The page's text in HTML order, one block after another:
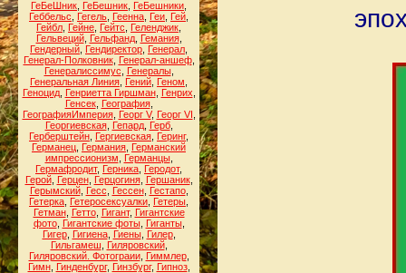
ГеБеШник ГеБешник ГеБешники
Геббельс
Гегель Геенна Геи Гей
Гейбл Гейне Гейтс Геленджик
Гельвеций, Гельфанд, Гемания,
Гендерный Гендиректор Генерал
Генерал-Полковник, Генерал-аншеф,
Генералиссимус
Генералы,
Генеральная Линия Гений Геном
Геноцид, Генриетта Гиршман, Генрих
Генсек, География,
ГеографияИмперия, Георг V, Георг VI
Георгиевская, Гепард, Герб,
Герберштейн Гергиевская Геринг,
Германец Германия Германский
импрессионизм
Германцы,
Гермафродит, Герника Геродот,
Герой, Герцен, Герцогиня, Гершаник,
Герымский, Гесс Гессен, Гестапо,
Гетерка Гетеросексуалки Гетеры
Гетман, Гетто, Гигант, Гигантские
фото, Гигантские фоты, Гиганты,
Гигер, Гигиена, Гиены, Гилер,
Гильгамеш
Гиляровский,
Гиляровский. Фотограии, Гиммлер,
Гимн, Гинденбург, Гинзбург, Гипноз,